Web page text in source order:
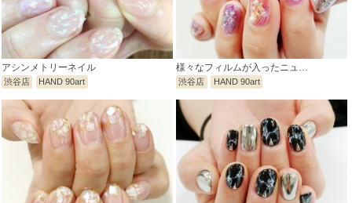
アシンメトリーネイル
渋谷店 HAND 90art
様々なフィルムが入ったニュ…
渋谷店 HAND 90art